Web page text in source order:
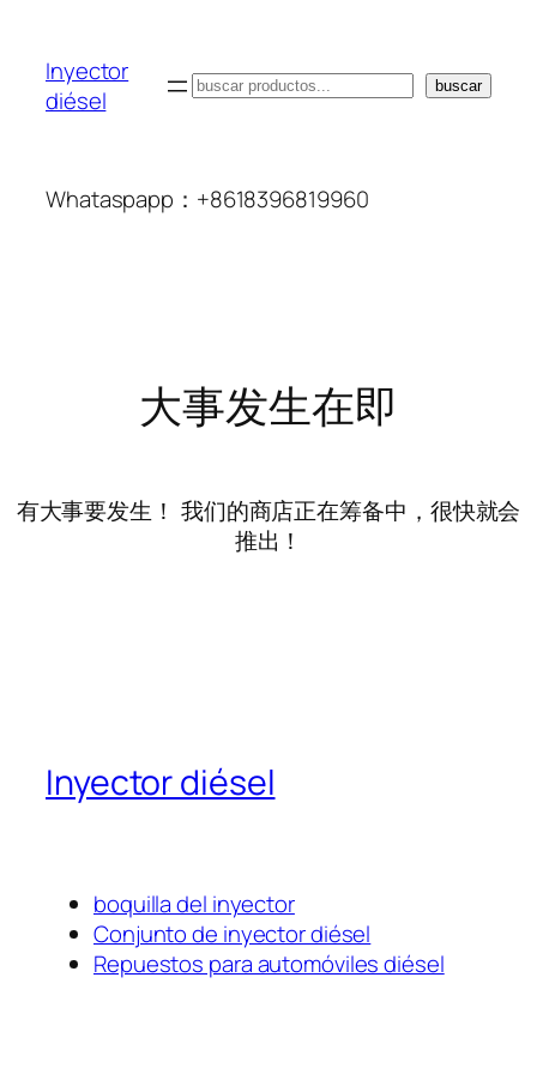
Inyector
diésel
搜
buscar
Whataspapp：+8618396819960
大事发生在即
有大事要发生！ 我们的商店正在筹备中，很快就会
推出！
Inyector diésel
boquilla del inyector
Conjunto de inyector diésel
Repuestos para automóviles diésel